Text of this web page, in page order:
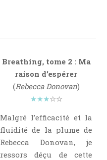
Breathing, tome 2 : Ma
raison d’espérer
(Rebecca Donovan)
★★★☆☆
Malgré l’efficacité et la
fluidité de la plume de
Rebecca Donovan, je
ressors déçu de cette